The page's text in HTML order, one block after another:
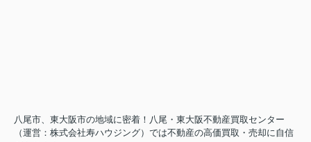
八尾市、東大阪市の地域に密着！八尾・東大阪不動産買取センター
（運営：株式会社寿ハウジング）では不動産の高価買取・売却に自信